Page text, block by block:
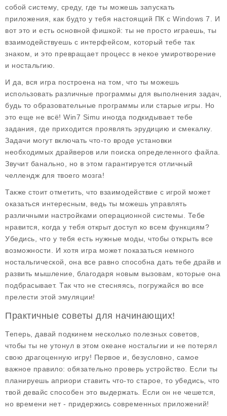
собой систему, среду, где ты можешь запускать
приложения, как будто у тебя настоящий ПК с Windows 7. И
вот это и есть основной фишкой: ты не просто играешь, ты
взаимодействуешь с интерфейсом, который тебе так
знаком, и это превращает процесс в некое умиротворение
и ностальгию.
И да, вся игра построена на том, что ты можешь
использовать различные программы для выполнения задач,
будь то образовательные программы или старые игры. Но
это еще не всё! Win7 Simu иногда подкидывает тебе
задания, где приходится проявлять эрудицию и смекалку.
Задачи могут включать что-то вроде установки
необходимых драйверов или поиска определенного файла.
Звучит банально, но в этом гарантируется отличный
челлендж для твоего мозга!
Также стоит отметить, что взаимодействие с игрой может
оказаться интересным, ведь ты можешь управлять
различными настройками операционной системы. Тебе
нравится, когда у тебя открыт доступ ко всем функциям?
Убедись, что у тебя есть нужные моды, чтобы открыть все
возможности. И хотя игра может показаться немного
ностальгической, она все равно способна дать тебе драйв и
развить мышление, благодаря новым вызовам, которые она
подбрасывает. Так что не стесняясь, погружайся во все
прелести этой эмуляции!
Практичные советы для начинающих!
Теперь, давай подкинем несколько полезных советов,
чтобы ты не утонул в этом океане ностальгии и не потерял
свою драгоценную игру! Первое и, безусловно, самое
важное правило: обязательно проверь устройство . Если ты
планируешь априори ставить что-то старое, то убедись, что
твой девайс способен это выдержать. Если он не чешется,
но времени нет - придержись современных приложений!